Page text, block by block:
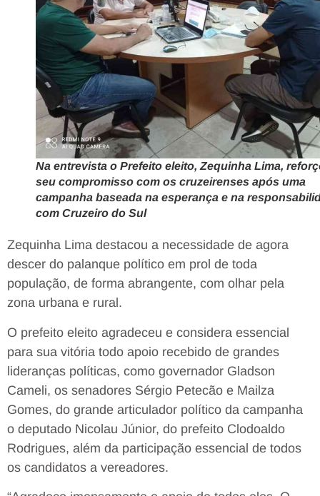
Na entrevista o Prefeito eleito, Zequinha Lima,
seu compromisso com os cruzeirenses após uma
campanha baseada na esperança e na
com Cruzeiro do Sul
Zequinha Lima destacou a necessidade de agora
descer do palanque político em prol de toda
população, de forma abrangente, com olhar pela
zona urbana e rural.
O prefeito eleito agradeceu e considera essencial
para sua vitória todo apoio recebido de grandes
lideranças políticas, como governador Gladson
Cameli, os senadores Sérgio Petecão e Mailza
Gomes, do grande articulador político da campanha
o deputado Nicolau Júnior, do prefeito Clodoaldo
Rodrigues, além da participação essencial de todos
os candidatos a vereadores.